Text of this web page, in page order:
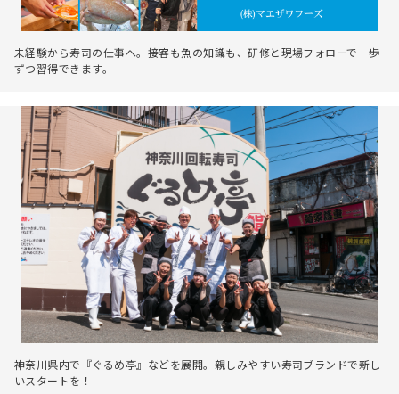
未経験から寿司の仕事へ。接客も魚の知識も、研修と現場フォローで一歩
ずつ習得できます。
神奈川県内で『ぐるめ亭』などを展開。親しみやすい寿司ブランドで新し
いスタートを！